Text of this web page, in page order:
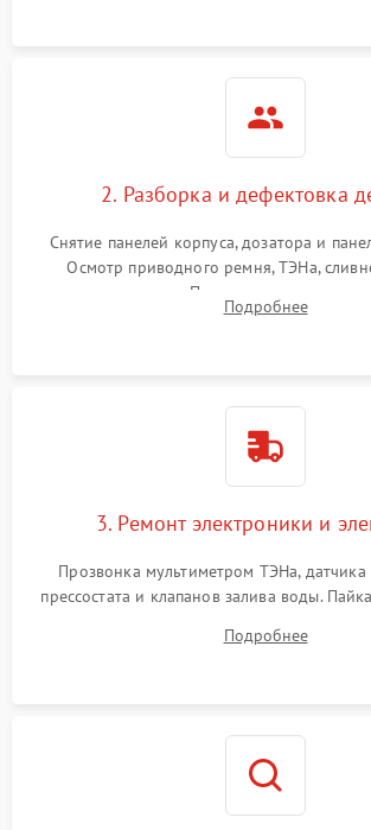
2. Разборка и дефектовка
Снятие панелей корпуса, дозатора и
Осмотр приводного ремня, ТЭНа,
амортизаторов. Проверка
крестовины на износ, а манжеты люка
Подробнее
3. Ремонт электроники и
Прозвонка мультиметром ТЭНа, датчика
прессостата и клапанов залива воды.
Восстановление целостности проводки
Подробнее